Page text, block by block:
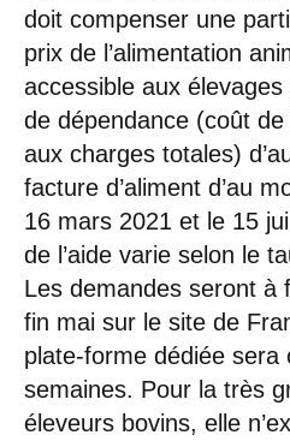
doit compenser une
prix de l’alimentation
accessible aux
de dépendance (coût de
aux charges totales)
facture d’aliment d’au
16 mars 2021 et le 15
de l’aide varie selon le
Les demandes seront à
fin mai sur le site de
plate-forme dédiée
semaines. Pour la très
éleveurs bovins, elle